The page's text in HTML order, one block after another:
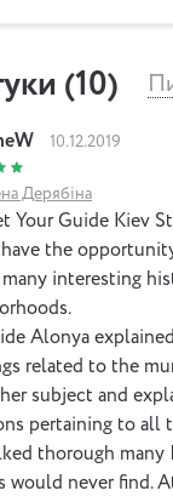
(10)
10.12.2019
Дерябіна
Your Guide Kiev
the
interesting
Alonya
related to the
subject and
pertaining to all
thorough
would never find.